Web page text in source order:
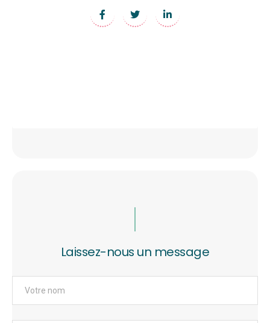
Laissez-nous un message